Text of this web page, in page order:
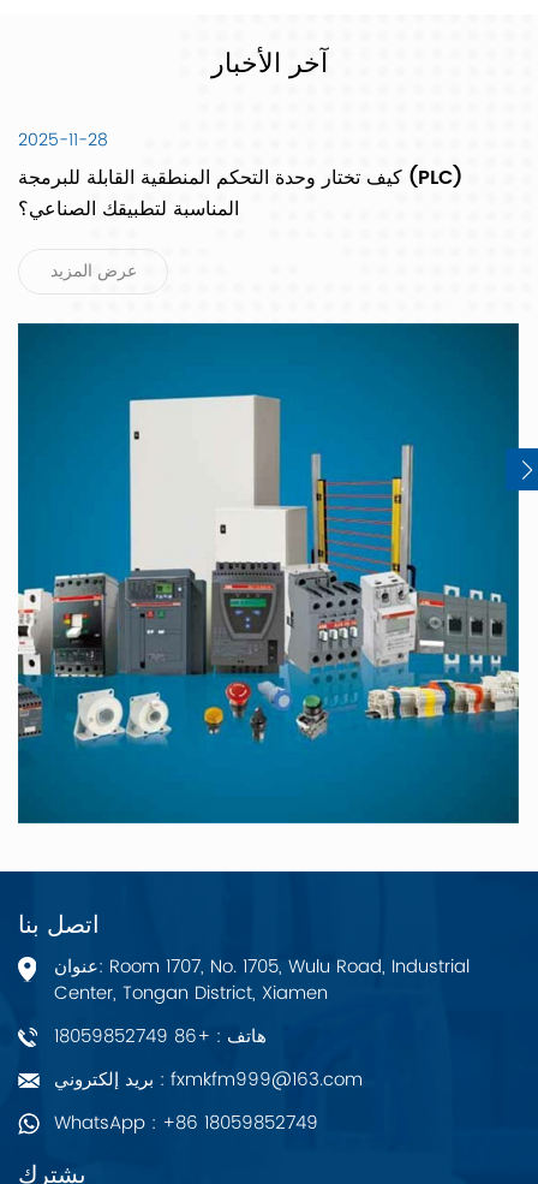
آخر الأخبار
2025-11-28
كيف تختار وحدة التحكم المنطقية القابلة للبرمجة (PLC)
المناسبة لتطبيقك الصناعي؟
عرض المزيد
اتصل بنا
عنوان: Room 1707, No. 1705, Wulu Road, Industrial
Center, Tongan District, Xiamen
هاتف : +86 18059852749
بريد إلكتروني : fxmkfm999@163.com
WhatsApp : +86 18059852749